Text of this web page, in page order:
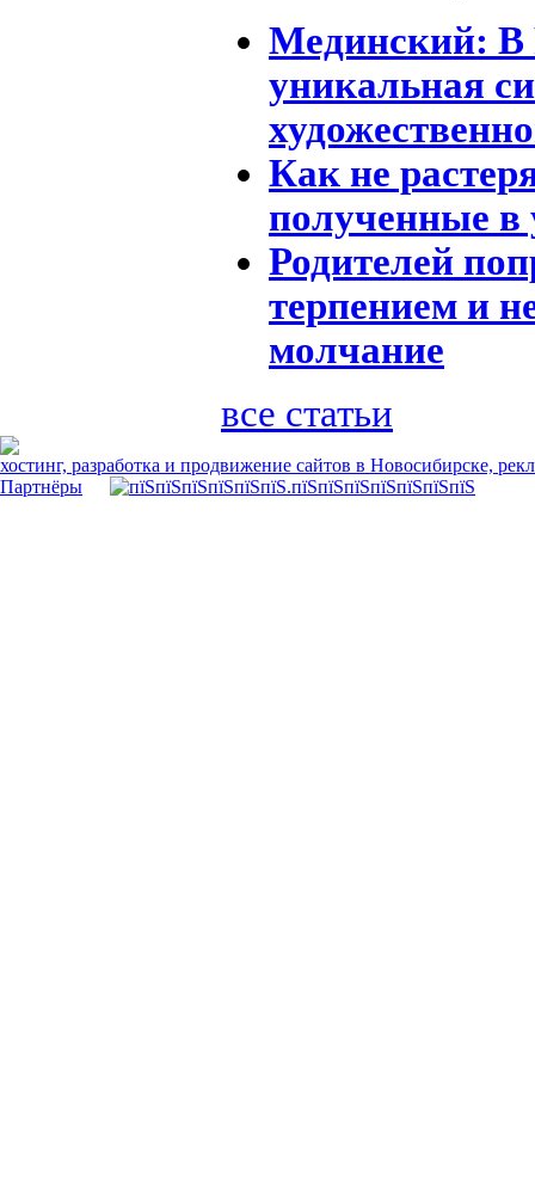
Мединский: В
уникальная
Как не
полученные в
Родителей
терпением и
молчание
все статьи
хостинг, разработка и продвижение сайтов в Новосибирске,
Партнёры